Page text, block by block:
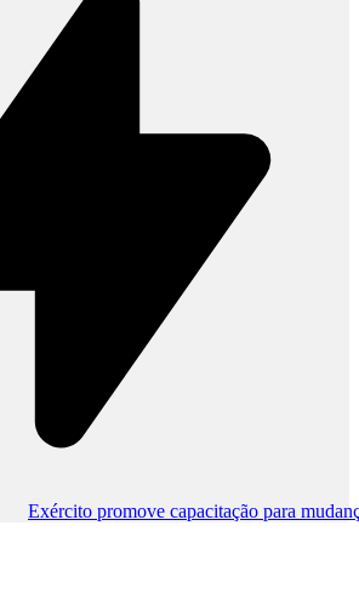
Exército promove capacitação para mudança